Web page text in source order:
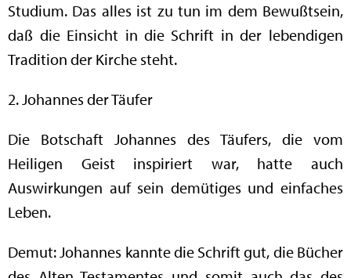
Studium. Das alles ist zu tun im dem Bewußtsein,
daß die Einsicht in die Schrift in der lebendigen
Tradition der Kirche steht.
2. Johannes der Täufer
Die Botschaft Johannes des Täufers, die vom
Heiligen Geist inspiriert war, hatte auch
Auswirkungen auf sein demütiges und einfaches
Leben.
Demut: Johannes kannte die Schrift gut, die Bücher